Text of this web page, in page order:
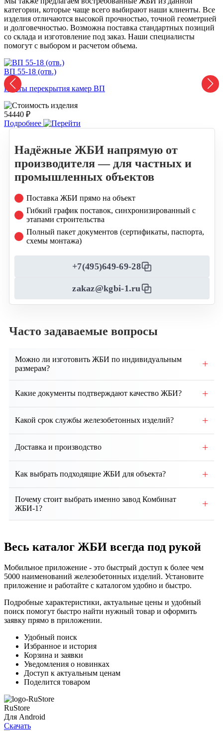
категории, которые чаще всего выбирают наши клиенты. Все
изделия отличаются высокой прочностью, точной геометрией
и долговечностью. Возможна поставка стандартных позиций
со склада и изготовление под заказ. Наши специалисты
помогут с выбором и расчетом объема.
ВП 55-18 (отв.)
Плиты перекрытия камер ВП
54440 ₽
Подробнее
Надёжные ЖБИ напрямую от
производителя — для частных и
промышленных объектов
Поставка ЖБИ прямо на объект
Гибкий график поставок, синхронизированный с
этапами строительства
Полный пакет документов (сертификаты, паспорта,
схемы монтажа)
+7(495)649-69-28
zakaz@kgbi-1.ru
Часто задаваемые вопросы
Можно ли изготовить ЖБИ по индивидуальным
размерам?
+
индивидуальным чертежам и техническим
Какие документы подтверждают качество ЖБИ? +
сертификатами соответствия и протоколами
Какой срок службы железобетонных изделий? +
службы ЖБИ составляет от 50 до 100 лет и более.
Доставка и производство +
всех этапах. Доставка по региону и всей России.
Как выбрать подходящие ЖБИ для объекта? +
условий и нагрузок. Наши специалисты помогут
подобрать оптимальные изделия и
Почему стоит выбрать именно завод Комбинат
ЖБИ-1?
+
условия сотрудничества, индивидуальный подход и
надежную доставку продукции точно в срок.
Весь каталог ЖБИ всегда под рукой
Мобильное приложение - это быстрый доступ к более чем
5000 наименований железобетонных изделий. Установите
приложение и работайте с каталогом удобно и быстро.
Подробные характеристики, актуальные цены и удобный
поиск помогут быстро найти нужный товар и оформить
заявку прямо в приложении.
Удобный поиск
Избранное и история
Корзина и заявки
Уведомления о новинках
Доступ к актуальным ценам
Поделится товаром
RuStore
Для Android
Скачать